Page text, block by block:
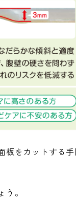
をカットする
。